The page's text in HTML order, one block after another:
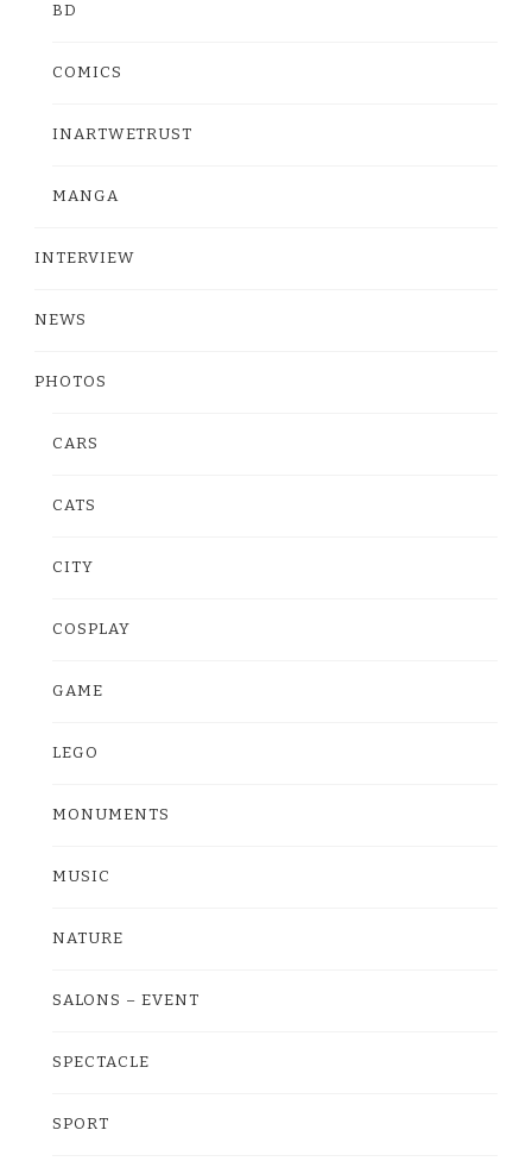
BD
COMICS
INARTWETRUST
MANGA
INTERVIEW
NEWS
PHOTOS
CARS
CATS
CITY
COSPLAY
GAME
LEGO
MONUMENTS
MUSIC
NATURE
SALONS – EVENT
SPECTACLE
SPORT